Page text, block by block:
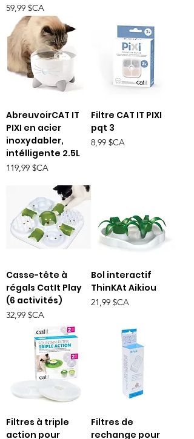
Prix
59,99 $CA
AbreuvoirCAT IT
PIXI en acier
inoxydabler,
intélligente 2.5L
Prix
119,99 $CA
Filtre CAT IT PIXI
pqt 3
Prix
8,99 $CA
Casse-tête à
régals CatIt Play
(6 activités)
Prix
32,99 $CA
Bol interactif
ThinKAt Aikiou
Prix
21,99 $CA
Filtres à triple
action pour
Filtres de
rechange pour